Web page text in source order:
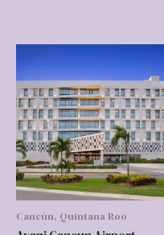
Cancún, Quintana Roo